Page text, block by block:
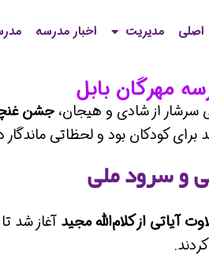
مدیریت اخبار مدرسه
مهرگان بابل
سرشار از شادی و هیجان، جشن
برای کودکان بود و لحظاتی
و سرود ملی
آیاتی از کلام‌الله مجید آغاز شد